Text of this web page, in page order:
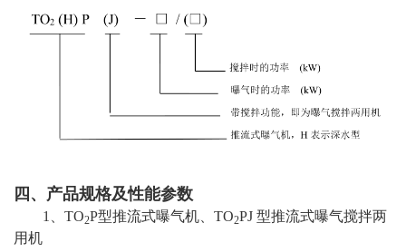
四、产品规格及性能参数
1、TO2P型推流式曝气机、TO2PJ 型推流式曝气搅拌两
用机